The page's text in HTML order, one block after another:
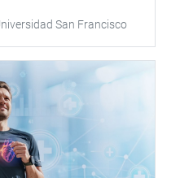
San Francisco